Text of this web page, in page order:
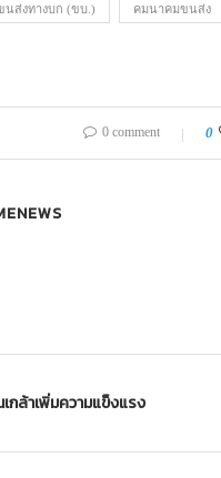
นส่งทางบก (ขบ.) คมนาคมขนส่ง
0 comment 0
กล้าเพิ่มความแข็งแรง